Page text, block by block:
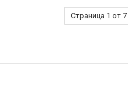
Страница 1 от 7